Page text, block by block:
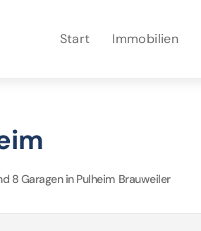
Start Immobilien
8 Garagen in Pulheim Brauweiler